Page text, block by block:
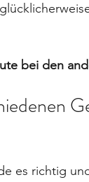
bei den
es richtig